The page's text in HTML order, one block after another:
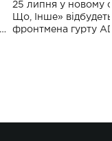
виконають
25 липня у новому
Що, Інше»
фронтмена гурту